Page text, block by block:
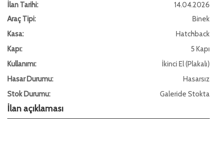
İlan Tarihi:
14.04.2026
Araç Tipi:
Binek
Kasa:
Hatchback
Kapı:
5 Kapı
Kullanımı:
İkinci El (Plakalı)
Hasar Durumu:
Hasarsız
Stok Durumu:
Galeride Stokta
İlan açıklaması